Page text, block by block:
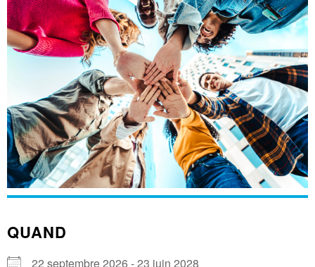
QUAND
22 septembre 2026 - 23 juin 2028